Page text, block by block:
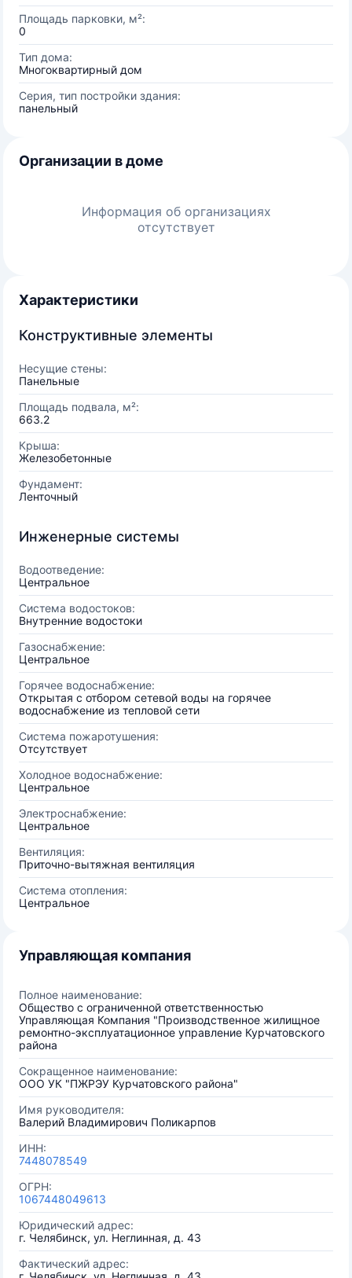
Площадь парковки, м²:
0
Тип дома:
Многоквартирный дом
Серия, тип постройки здания:
панельный
Организации в доме
Информация об организациях
отсутствует
Характеристики
Конструктивные элементы
Несущие стены:
Панельные
Площадь подвала, м²:
663.2
Крыша:
Железобетонные
Фундамент:
Ленточный
Инженерные системы
Водоотведение:
Центральное
Система водостоков:
Внутренние водостоки
Газоснабжение:
Центральное
Горячее водоснабжение:
Открытая с отбором сетевой воды на горячее
водоснабжение из тепловой сети
Система пожаротушения:
Отсутствует
Холодное водоснабжение:
Центральное
Электроснабжение:
Центральное
Вентиляция:
Приточно-вытяжная вентиляция
Система отопления:
Центральное
Управляющая компания
Полное наименование:
Общество с ограниченной ответственностью
Управляющая Компания "Производственное жилищное
ремонтно-эксплуатационное управление Курчатовского
района
Сокращенное наименование:
ООО УК "ПЖРЭУ Курчатовского района"
Имя руководителя:
Валерий Владимирович Поликарпов
ИНН:
7448078549
ОГРН:
1067448049613
Юридический адрес:
г. Челябинск, ул. Неглинная, д. 43
Фактический адрес: